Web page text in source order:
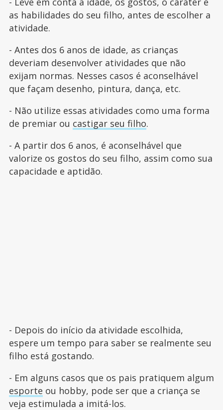
as habilidades do seu filho, antes de escolher a
atividade.
- Antes dos 6 anos de idade, as crianças
deveriam desenvolver atividades que não
exijam normas. Nesses casos é aconselhável
que façam desenho, pintura, dança, etc.
- Não utilize essas atividades como uma forma
de premiar ou castigar seu filho.
- A partir dos 6 anos, é aconselhável que
valorize os gostos do seu filho, assim como sua
capacidade e aptidão.
- Depois do início da atividade escolhida,
espere um tempo para saber se realmente seu
filho está gostando.
- Em alguns casos que os pais pratiquem algum
esporte ou hobby, pode ser que a criança se
veja estimulada a imitá-los.